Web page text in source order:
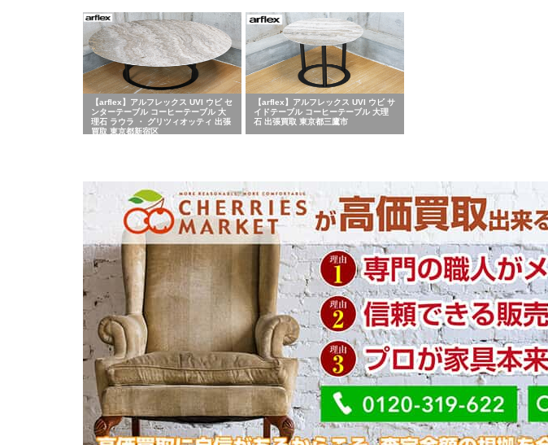
【arflex】アルフレックス UVI ウビ セ
ンターテーブル コーヒーテーブル 大
理石 ラウラ ・ グリツィオッティ 出張
買取 東京都新宿区
【arflex】アルフレックス UVI ウビ サ
イドテーブル コーヒーテーブル 大理
石 出張買取 東京都三鷹市